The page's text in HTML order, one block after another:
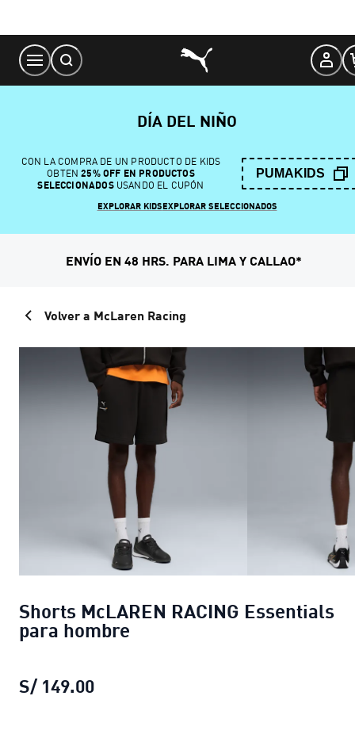
Content
DÍA DEL NIÑO
CON LA COMPRA DE UN PRODUCTO DE KIDS
OBTEN 25% OFF EN PRODUCTOS
SELECCIONADOSUSANDO EL CUPÓN
PUMAKIDS
EXPLORAR KIDSEXPLORAR SELECCIONADOS
ENVÍO EN 48 HRS. PARA LIMA Y CALLAO*
Volver a McLaren Racing
Shorts McLAREN RACING Essentials
para hombre
S/ 149.00